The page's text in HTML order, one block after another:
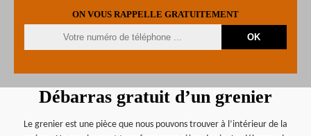
ON VOUS RAPPELLE GRATUITEMENT
Débarras gratuit d’un grenier
Le grenier est une pièce que nous pouvons trouver à l’intérieur de la